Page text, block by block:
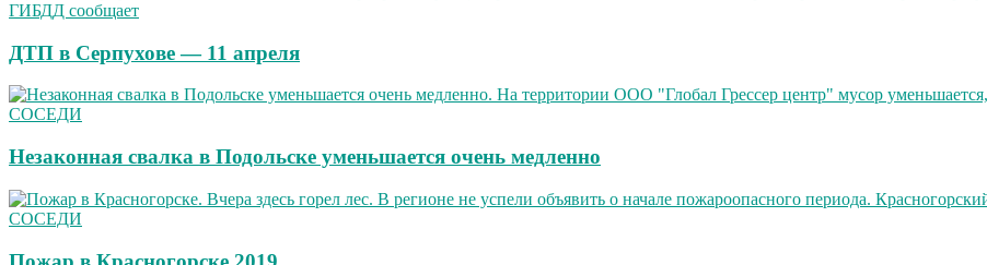
ГИБДД сообщает
ДТП в Серпухове — 11 апреля
СОСЕДИ
Незаконная свалка в Подольске уменьшается очень медленно
СОСЕДИ